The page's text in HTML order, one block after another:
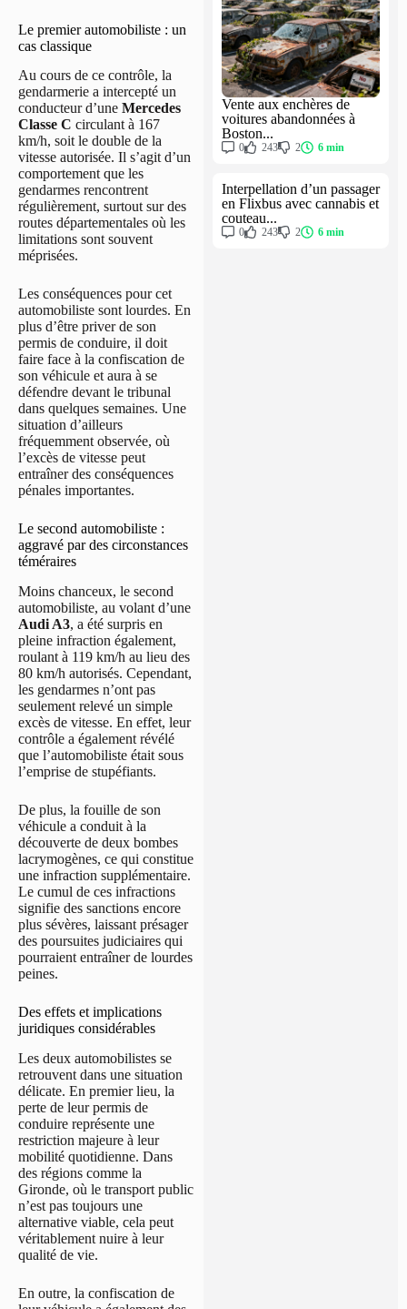
Le premier automobiliste : un
cas classique
Au cours de ce contrôle, la
gendarmerie a intercepté un
conducteur d’une Mercedes
Classe C circulant à 167
km/h, soit le double de la
vitesse autorisée. Il s’agit d’un
comportement que les
gendarmes rencontrent
régulièrement, surtout sur des
routes départementales où les
limitations sont souvent
méprisées.
Les conséquences pour cet
automobiliste sont lourdes. En
plus d’être priver de son
permis de conduire, il doit
faire face à la confiscation de
son véhicule et aura à se
défendre devant le tribunal
dans quelques semaines. Une
situation d’ailleurs
fréquemment observée, où
l’excès de vitesse peut
entraîner des conséquences
pénales importantes.
Le second automobiliste :
aggravé par des circonstances
téméraires
Moins chanceux, le second
automobiliste, au volant d’une
Audi A3, a été surpris en
pleine infraction également,
roulant à 119 km/h au lieu des
80 km/h autorisés. Cependant,
les gendarmes n’ont pas
seulement relevé un simple
excès de vitesse. En effet, leur
contrôle a également révélé
que l’automobiliste était sous
l’emprise de stupéfiants.
De plus, la fouille de son
véhicule a conduit à la
découverte de deux bombes
lacrymogènes, ce qui constitue
une infraction supplémentaire.
Le cumul de ces infractions
signifie des sanctions encore
plus sévères, laissant présager
des poursuites judiciaires qui
pourraient entraîner de lourdes
peines.
Des effets et implications
juridiques considérables
Les deux automobilistes se
retrouvent dans une situation
délicate. En premier lieu, la
perte de leur permis de
conduire représente une
restriction majeure à leur
mobilité quotidienne. Dans
des régions comme la
Gironde, où le transport public
n’est pas toujours une
alternative viable, cela peut
véritablement nuire à leur
qualité de vie.
En outre, la confiscation de
Vente aux enchères de
voitures abandonnées à
Boston...
0 243 2 6 min
Interpellation d’un passager
en Flixbus avec cannabis et
couteau...
0 243 2 6 min